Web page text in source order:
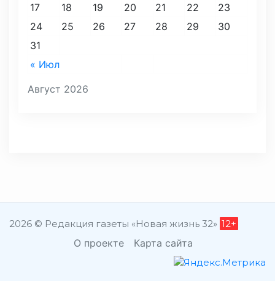
Август 2026
« Июл
17
18 19 20 21 22
23
24
25 26 27 28 29
30
31
2026 © Редакция газеты «Новая жизнь 32» 12+
О проекте Карта сайта